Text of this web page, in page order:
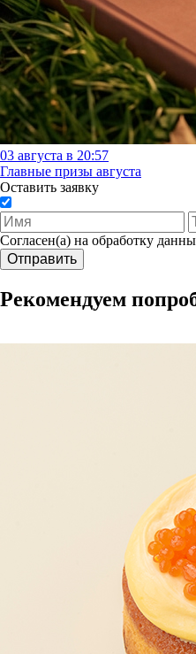
03 августа в 20:57
Главные призы августа
Оставить заявку
Согласен(а) на обработку
Отправить
Рекомендуем